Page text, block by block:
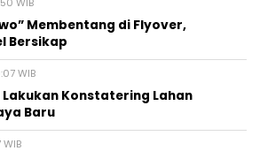
Membentang di Flyover,
Bersikap
WIB
Lakukan Konstatering Lahan
Baru